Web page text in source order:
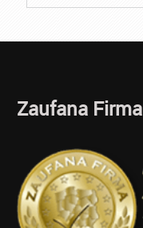
Zaufana Firma